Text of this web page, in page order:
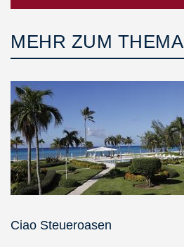
MEHR ZUM THEMA
Ciao Steueroasen